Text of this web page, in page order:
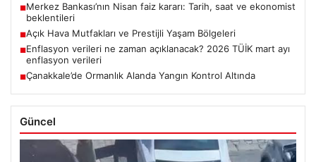
■Merkez Bankası’nın Nisan faiz kararı: Tarih, saat ve ekonomist
beklentileri
■Açık Hava Mutfakları ve Prestijli Yaşam Bölgeleri
■Enflasyon verileri ne zaman açıklanacak? 2026 TÜİK mart ayı
enflasyon verileri
■Çanakkale’de Ormanlık Alanda Yangın Kontrol Altında
Güncel